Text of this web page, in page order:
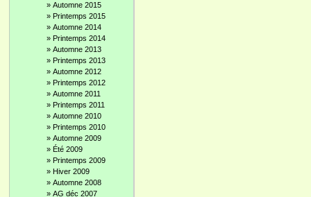
» Automne 2015
» Printemps 2015
» Automne 2014
» Printemps 2014
» Automne 2013
» Printemps 2013
» Automne 2012
» Printemps 2012
» Automne 2011
» Printemps 2011
» Automne 2010
» Printemps 2010
» Automne 2009
» Été 2009
» Printemps 2009
» Hiver 2009
» Automne 2008
» AG déc 2007